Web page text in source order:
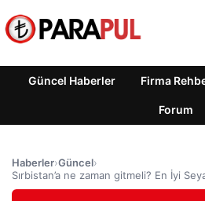
Güncel Haberler Firma
Forum
Haberler›Güncel›
Sırbistan’a ne zaman gitmeli? En İyi